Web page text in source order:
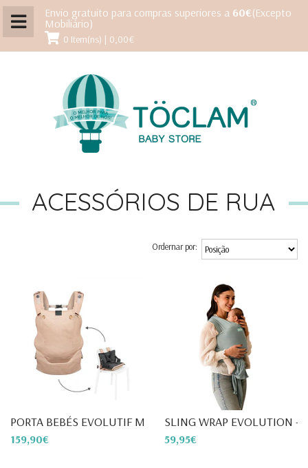
Envio gratuito para compras superiores a 60€(Excepto
Mobiliário)
0 Item(ns) | 0,00€
ACESSÓRIOS DE RUA
Ordernar por:
PORTA BEBÉS EVOLUTIF MOOV &...
159,90€
SLING WRAP EVOLUTION -
59,95€